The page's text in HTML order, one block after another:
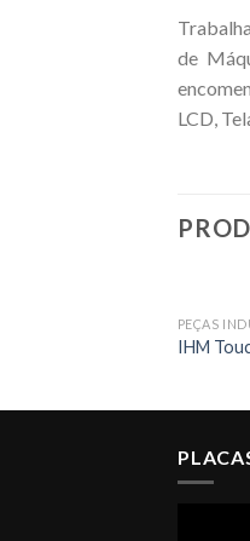
de
LCD,
PEÇAS
IHM